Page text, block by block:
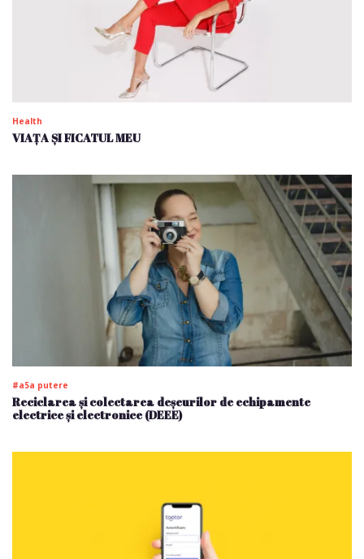
Health
VIAȚA ȘI FICATUL MEU
#a5a putere
Reciclarea și colectarea deșeurilor de echipamente
electrice și electronice (DEEE)